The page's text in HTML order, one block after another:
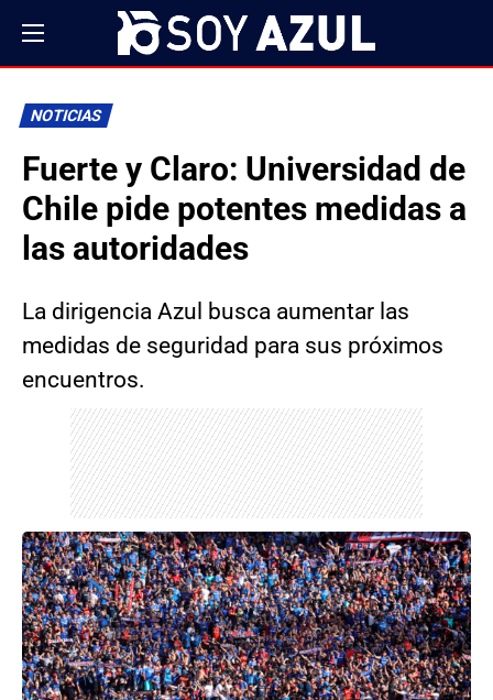
NOTICIAS
Fuerte y Claro: Universidad de
Chile pide potentes medidas a
las autoridades
La dirigencia Azul busca aumentar las
medidas de seguridad para sus próximos
encuentros.